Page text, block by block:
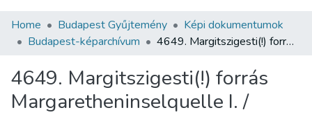
Communities & Collections
Statistics
About us
Home Budapest Gyűjtemény
Képi dokumentumok
Budapest-képarchívum
4649. Margitszigesti(!) forrás Margaretheninselquelle I. /
4649. Margitszigesti(!) forrás
Margaretheninselquelle I. /